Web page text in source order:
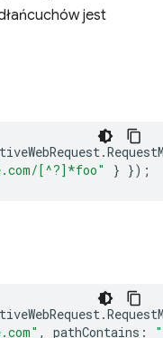
jest
.
[^?]*foo" } });
.
, pathContains :